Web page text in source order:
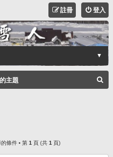
登入
註冊
▼
主題
條件 • 第 1 頁 (共 1 頁)